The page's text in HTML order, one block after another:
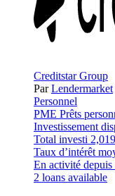
Creditstar Group
ParLendermarket
Personnel
PME Prêts
Investissement
Total investi
Taux d’intérêt
En activité depuis
2 loans available